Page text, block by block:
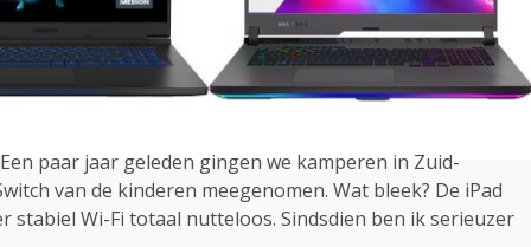
paar jaar geleden gingen we kamperen in Zuid-
van de kinderen meegenomen. Wat bleek? De iPad
stabiel Wi-Fi totaal nutteloos. Sindsdien ben ik serieuzer